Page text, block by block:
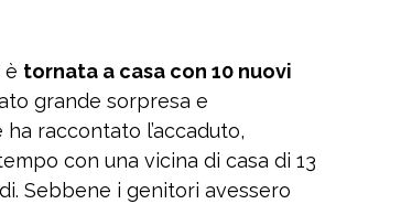
è tornata a casa con 10 nuovi
grande sorpresa e
raccontato l’accaduto,
con una vicina di casa di 13
Sebbene i genitori avessero